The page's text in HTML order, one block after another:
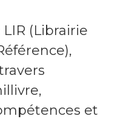
(Librairie
et